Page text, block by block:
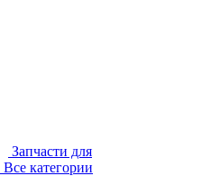
Запчасти для
Все категории